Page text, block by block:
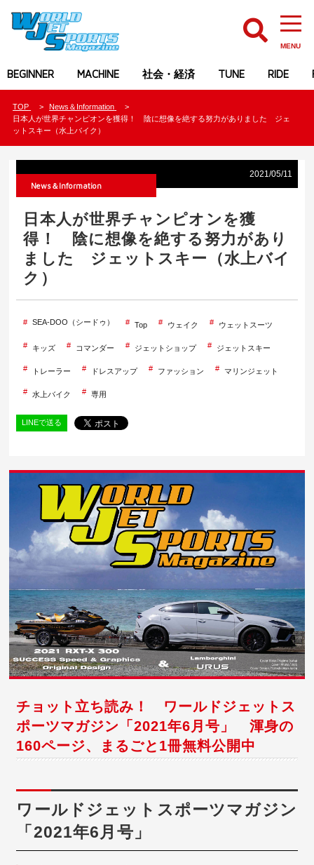
MENU
BEGINNER MACHINE 社会・経済 TUNE RIDE
TOP
News＆Information
日本人が世界チャンピオンを獲得！ 陰に想像を絶する努力がありました ジェ
ットスキー（水上バイク）
2021/05/11
News＆Information
日本人が世界チャンピオンを獲
得！ 陰に想像を絶する努力があり
ました ジェットスキー（水上バイ
ク）
SEA-DOO（シードゥ） Top ウェイク ウェットスーツ
キッズ コマンダー ジェットショップ ジェットスキー
トレーラー ドレスアップ ファッション マリンジェット
水上バイク 専用
LINEで送る
チョット立ち読み！ ワールドジェットス
ポーツマガジン「2021年6月号」 渾身の
160ページ、まるごと1冊無料公開中
ワールドジェットスポーツマガジン
「2021年6月号」